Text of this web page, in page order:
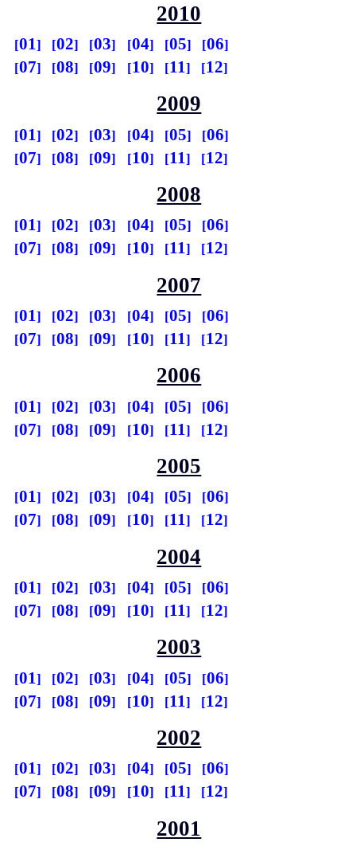
2010
01 02 03 04 05
06
07
08 09 10 11 12
2009
01 02 03 04 05
06
07
08 09 10 11 12
2008
01 02 03 04 05
06
07
08 09 10 11 12
2007
01 02 03 04 05
06
07
08 09 10 11 12
2006
01 02 03 04 05
06
07
08 09 10 11 12
2005
01 02 03 04 05
06
07
08 09 10 11 12
2004
01 02 03 04 05
06
07
08 09 10 11 12
2003
01 02 03 04 05
06
07
08 09 10 11 12
2002
01 02 03 04 05
06
07
08 09 10 11 12
2001